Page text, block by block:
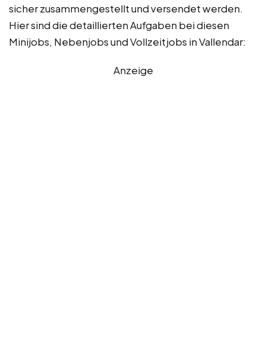
sicher zusammengestellt und versendet werden.
Hier sind die detaillierten Aufgaben bei diesen
Minijobs, Nebenjobs und Vollzeitjobs in Vallendar:
Anzeige